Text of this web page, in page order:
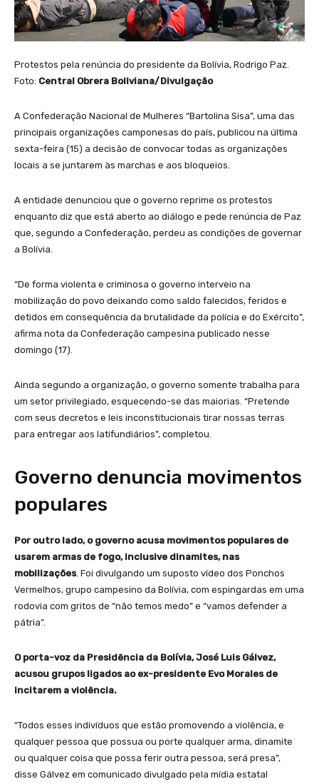
Protestos pela renúncia do presidente da Bolívia, Rodrigo Paz.
Foto: Central Obrera Boliviana/Divulgação
A Confederação Nacional de Mulheres “Bartolina Sisa”, uma das
principais organizações camponesas do país, publicou na última
sexta-feira (15) a decisão de convocar todas as organizações
locais a se juntarem às marchas e aos bloqueios.
A entidade denunciou que o governo reprime os protestos
enquanto diz que está aberto ao diálogo e pede renúncia de Paz
que, segundo a Confederação, perdeu as condições de governar
a Bolívia.
“De forma violenta e criminosa o governo interveio na
mobilização do povo deixando como saldo falecidos, feridos e
detidos em consequência da brutalidade da polícia e do Exército”,
afirma nota da Confederação campesina publicado nesse
domingo (17).
Ainda segundo a organização, o governo somente trabalha para
um setor privilegiado, esquecendo-se das maiorias. “Pretende
com seus decretos e leis inconstitucionais tirar nossas terras
para entregar aos latifundiários”, completou.
Governo denuncia movimentos
populares
Por outro lado, o governo acusa movimentos populares de
usarem armas de fogo, inclusive dinamites, nas
mobilizações. Foi divulgando um suposto vídeo dos Ponchos
Vermelhos, grupo campesino da Bolívia, com espingardas em uma
rodovia com gritos de “não temos medo” e “vamos defender a
pátria”.
O porta-voz da Presidência da Bolívia, José Luis Gálvez,
acusou grupos ligados ao ex-presidente Evo Morales de
incitarem a violência.
“Todos esses indivíduos que estão promovendo a violência, e
qualquer pessoa que possua ou porte qualquer arma, dinamite
ou qualquer coisa que possa ferir outra pessoa, será presa”,
disse Gálvez em comunicado divulgado pela mídia estatal